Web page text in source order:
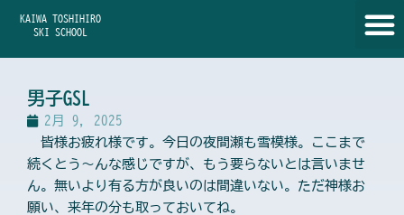
KAIWA TOSHIHIRO
SKI SCHOOL
男子GSL
2月 9, 2025
皆様お疲れ様です。今日の夜間瀬も雪模様。ここまで
続くとう～んな感じですが、もう要らないとは言いませ
ん。無いより有る方が良いのは間違いない。ただ神様お
願い、来年の分も取っておいてね。